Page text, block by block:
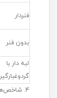
فنردار
بدون فنر
لبه دار با
گردوغبارگیر
4. شاخص‌های فنی انتخاب